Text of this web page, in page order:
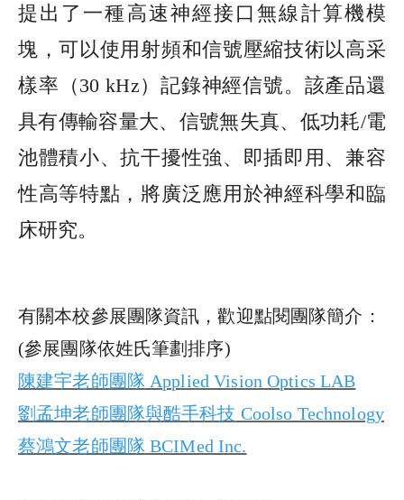
提出了一種高速神經接口無線計算機模
塊，可以使用射頻和信號壓縮技術以高采
樣率（30 kHz）記錄神經信號。該產品還
具有傳輸容量大、信號無失真、低功耗/電
池體積小、抗干擾性強、即插即用、兼容
性高等特點，將廣泛應用於神經科學和臨
床研究。
有關本校參展團隊資訊，歡迎點閱團隊簡介：
(參展團隊依姓氏筆劃排序)
陳建宇老師團隊 Applied Vision Optics LAB
劉孟坤老師團隊與酷手科技 Coolso Technology
蔡鴻文老師團隊 BCIMed Inc.